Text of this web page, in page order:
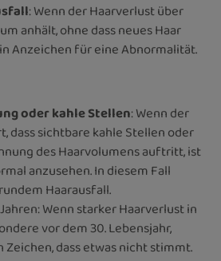
: Wenn der Haarverlust über
anhält, ohne dass neues Haar
Anzeichen für eine Abnormalität.
oder kahle Stellen: Wenn der
dass sichtbare kahle Stellen oder
des Haarvolumens auftritt, ist
anzusehen. In diesem Fall
Haarausfall.
Wenn starker Haarverlust in
vor dem 30. Lebensjahr,
dass etwas nicht stimmt.